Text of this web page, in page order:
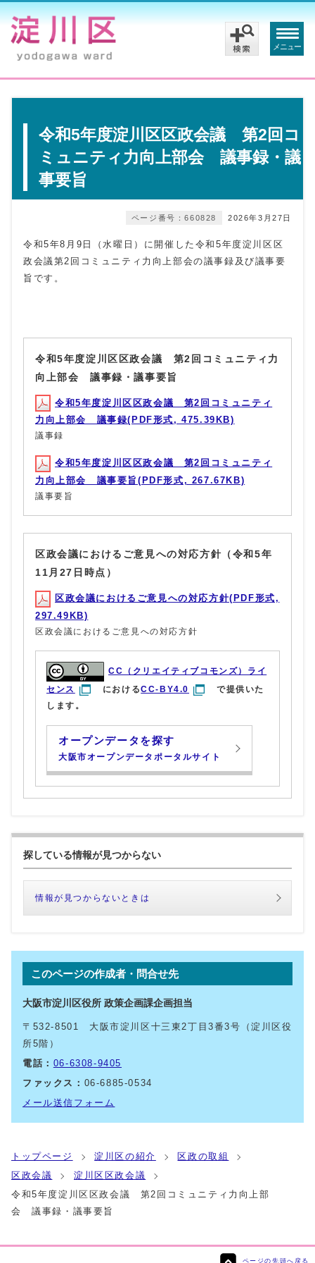
メニュー
令和5年度淀川区区政会議 第2回コ
ミュニティ力向上部会 議事録・議
事要旨
2026年3月27日
ページ番号：660828
令和5年8月9日（水曜日）に開催した令和5年度淀川区区
政会議第2回コミュニティ力向上部会の議事録及び議事要
旨です。
令和5年度淀川区区政会議 第2回コミュニティ力
向上部会 議事録・議事要旨
令和5年度淀川区区政会議 第2回コミュニティ
力向上部会 議事録(PDF形式, 475.39KB)
議事録
令和5年度淀川区区政会議 第2回コミュニティ
力向上部会 議事要旨(PDF形式, 267.67KB)
議事要旨
区政会議におけるご意見への対応方針（令和5年
11月27日時点）
区政会議におけるご意見への対応方針(PDF形式,
297.49KB)
区政会議におけるご意見への対応方針
CC（クリエイティブコモンズ）ライ
センス
におけるCC-BY4.0
で提供いた
します。
オープンデータを探す
大阪市オープンデータポータルサイト
探している情報が見つからない
情報が見つからないときは
このページの作成者・問合せ先
大阪市淀川区役所 政策企画課企画担当
〒532-8501 大阪市淀川区十三東2丁目3番3号（淀川区役
所5階）
電話： 06-6308-9405
ファックス： 06-6885-0534
メール送信フォーム
トップページ 淀川区の紹介
区政の取組
区政会議
淀川区区政会議
令和5年度淀川区区政会議 第2回コミュニティ力向上部
会 議事録・議事要旨
ページの先頭へ戻る